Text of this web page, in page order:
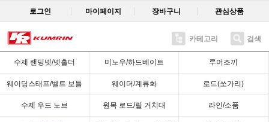
로그인 마이페이지 장바구니 관심상품
카테고리 검색
수제 랜딩넷/넷홀더 미노우/하드베이트 루어조끼
웨이딩스태프/벨트 보틀 웨이더/계류화 로드(쏘가리)
수제 우드 노브 원목 로드/릴 거치대 라인/소품
Recent